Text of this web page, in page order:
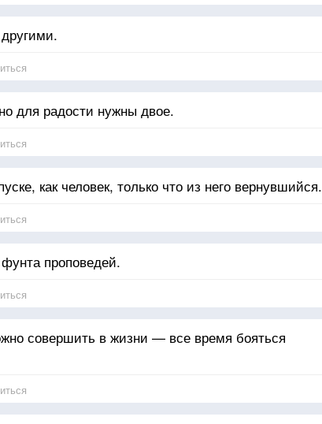
для радости нужны двое.
как человек, только что из него вернувшийся.
проповедей.
совершить в жизни — все время бояться